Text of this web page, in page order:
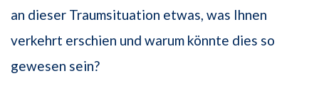
an dieser Traumsituation etwas, was Ihnen
verkehrt erschien und warum könnte dies so
gewesen sein?